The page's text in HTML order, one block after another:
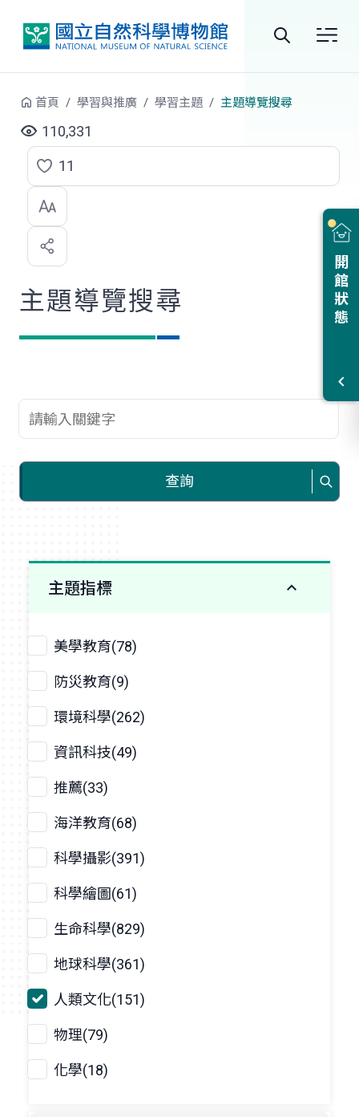
站
尋
開館狀態
首頁 學習與推廣 學習主題 主題導覽搜尋
110,331
點
選
喜
歡
11
主題導覽搜尋
查詢關鍵字
查詢
主題指標
美學教育(78)
防災教育(9)
環境科學(262)
資訊科技(49)
推薦(33)
海洋教育(68)
科學攝影(391)
科學繪圖(61)
生命科學(829)
地球科學(361)
人類文化(151)
物理(79)
化學(18)